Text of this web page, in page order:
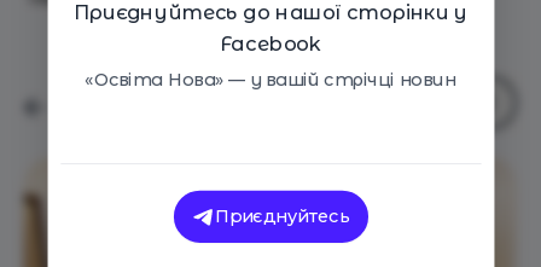
Приєднуйтесь до нашої сторінки у
Facebook
«Освіта Нова» — у вашій стрічці новин
Приєднуйтесь